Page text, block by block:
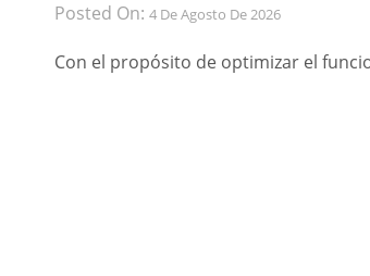
Posted On: 4 De Agosto De 2026
Con el propósito de optimizar el